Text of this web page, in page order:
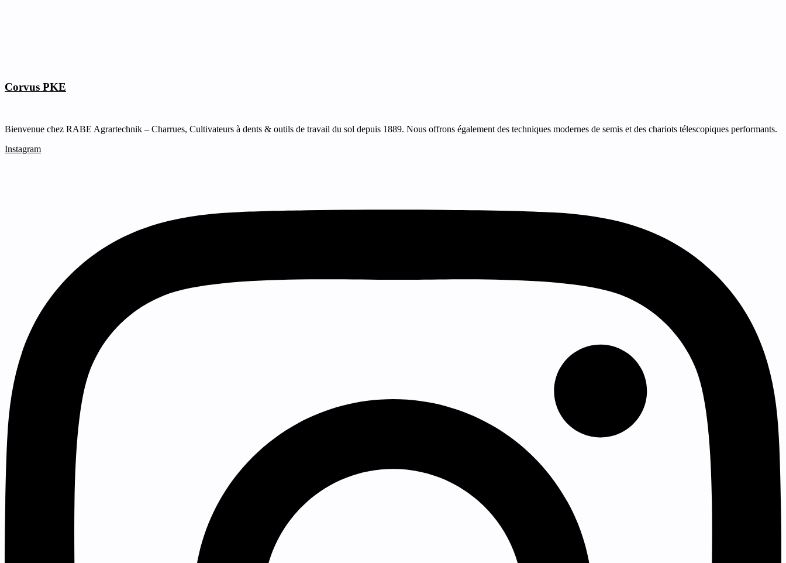
Corvus PKE
Bienvenue chez RABE Agrartechnik – Charrues, Cultivateurs à dents & outils de travail du sol depuis 1889. Nous offrons également des techniques modernes de semis et des chariots télescopiques performants.
Instagram